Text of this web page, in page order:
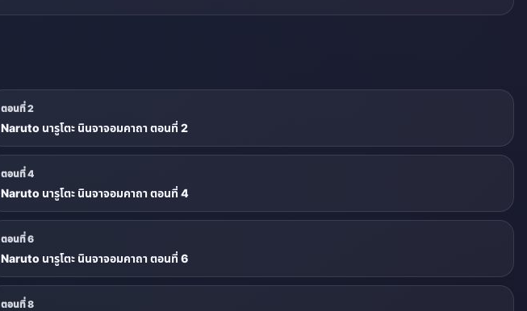
ตอนที่ 2
Naruto นารูโตะ นินจาจอมคาถา ตอนที่ 2
ตอนที่ 4
Naruto นารูโตะ นินจาจอมคาถา ตอนที่ 4
ตอนที่ 6
Naruto นารูโตะ นินจาจอมคาถา ตอนที่ 6
ตอนที่ 8